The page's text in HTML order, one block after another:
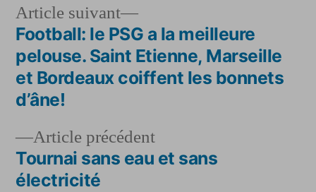
Navigation
de
l’article
Article précédentArticle
précédent :
Tournai sans eau et sans
électricité
Article suivant
Article
suivant :
Football: le PSG a la meilleure
pelouse. Saint Etienne, Marseille
et Bordeaux coiffent les bonnets
d’âne!